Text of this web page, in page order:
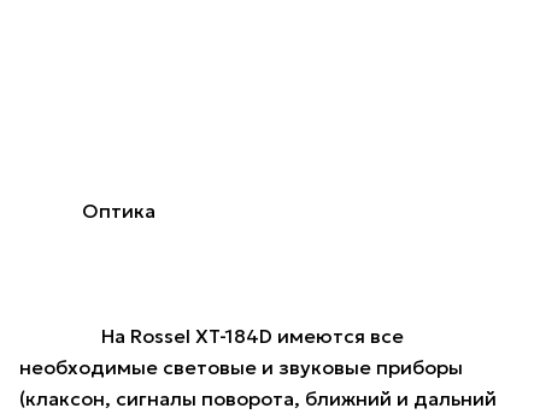
Оптика
На Rossel XT-184D имеются все
необходимые световые и звуковые приборы
(клаксон, сигналы поворота, ближний и дальний